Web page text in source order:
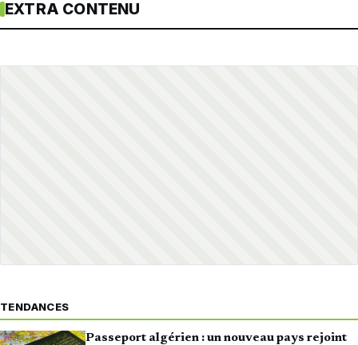
EXTRA CONTENU
TENDANCES
Passeport algérien : un nouveau pays rejoint